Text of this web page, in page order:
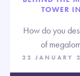
TOWER
How do you
of
22 JANUARY